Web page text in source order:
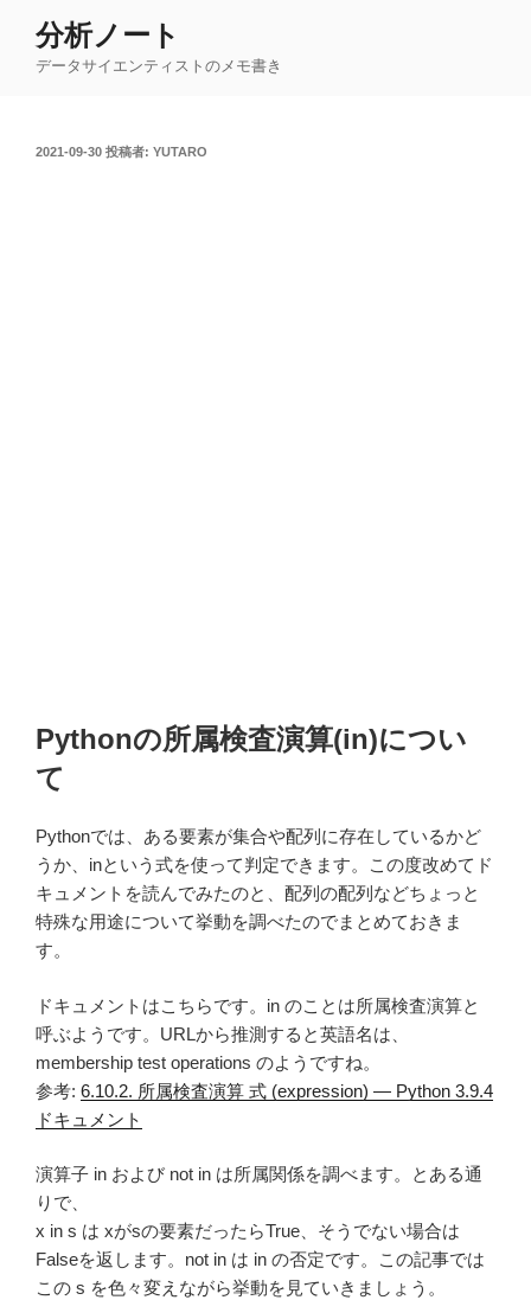
分析ノート
データサイエンティストのメモ書き
投
2021-09-30 投稿者: YUTARO
Pythonの所属検査演算(in)につい
て
Pythonでは、ある要素が集合や配列に存在しているかど
うか、inという式を使って判定できます。この度改めてド
キュメントを読んでみたのと、配列の配列などちょっと
特殊な用途について挙動を調べたのでまとめておきま
す。
ドキュメントはこちらです。in のことは所属検査演算と
呼ぶようです。URLから推測すると英語名は、
membership test operations のようですね。
参考: 6.10.2. 所属検査演算 式 (expression) — Python 3.9.4
ドキュメント
演算子 in および not in は所属関係を調べます。とある通
りで、
x in s は xがsの要素だったらTrue、そうでない場合は
Falseを返します。not in は in の否定です。この記事では
この s を色々変えながら挙動を見ていきましょう。